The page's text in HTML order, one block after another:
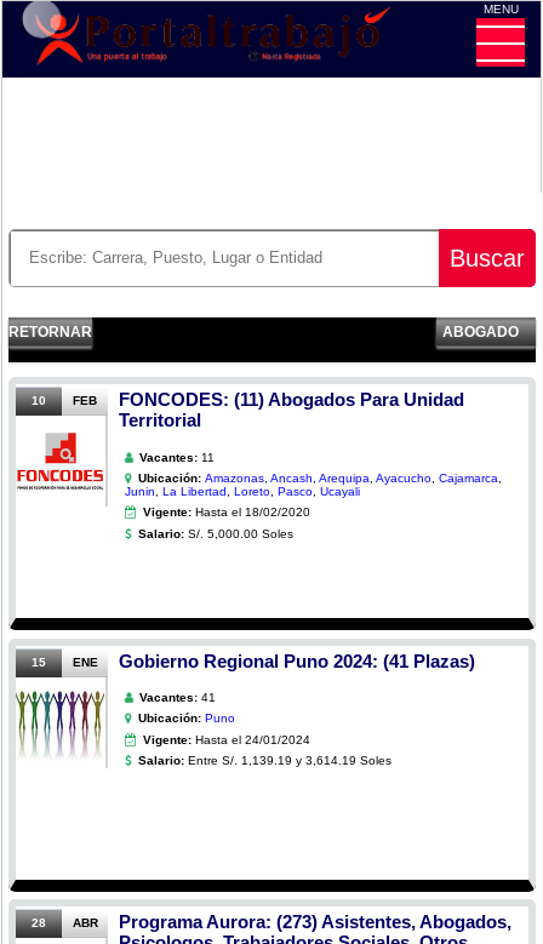
MENU
Buscar
RETORNAR ABOGADO
10 FEB
FONCODES: (11) Abogados Para Unidad
Territorial
Vacantes: 11
Ubicación: Amazonas ,Ancash ,Arequipa ,Ayacucho ,Cajamarca
Junin
,La Libertad ,Loreto ,Pasco ,Ucayali
Vigente: Hasta el 18/02/2020
Salario: S/. 5,000.00 Soles
15 ENE Gobierno Regional Puno 2024: (41 Plazas)
Vacantes: 41
Ubicación: Puno
Vigente: Hasta el 24/01/2024
Salario: Entre S/. 1,139.19 y 3,614.19 Soles
28 ABR
Programa Aurora: (273) Asistentes, Abogados,